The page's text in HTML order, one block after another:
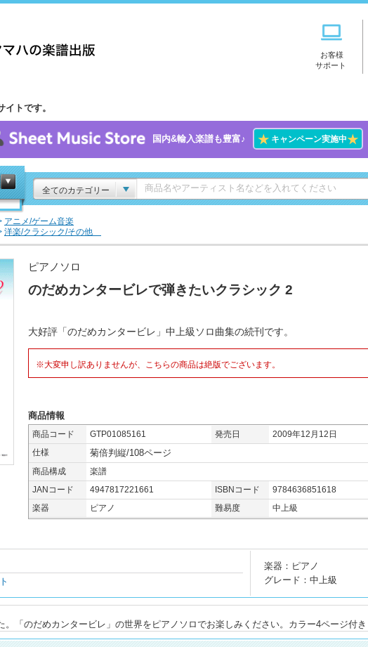
お客様
サポート
トです。
国内&輸入楽譜も豊富♪ ★キャンペーン実施中★
全てのカテゴリー
アニメ/ゲーム音楽
洋楽/クラシック/その他
ピアノソロ
のだめカンタービレで弾きたいクラシック 2
大好評「のだめカンタービレ」中上級ソロ曲集の続刊です。
※大変申し訳ありませんが、こちらの商品は絶版でございます。
商品情報
商品コード GTP01085161 発売日
2009年12月12日
仕様
菊倍判縦/108ページ
商品構成
楽譜
JANコード
4947817221661 ISBNコード
9784636851618
楽器
ピアノ 難易度 中上級
楽器：ピアノ
グレード：中上級
。「のだめカンタービレ」の世界をピアノソロでお楽しみください。カラー4ページ付